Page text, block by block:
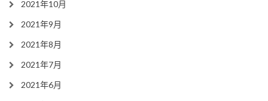
2021年10月
2021年9月
2021年8月
2021年7月
2021年6月